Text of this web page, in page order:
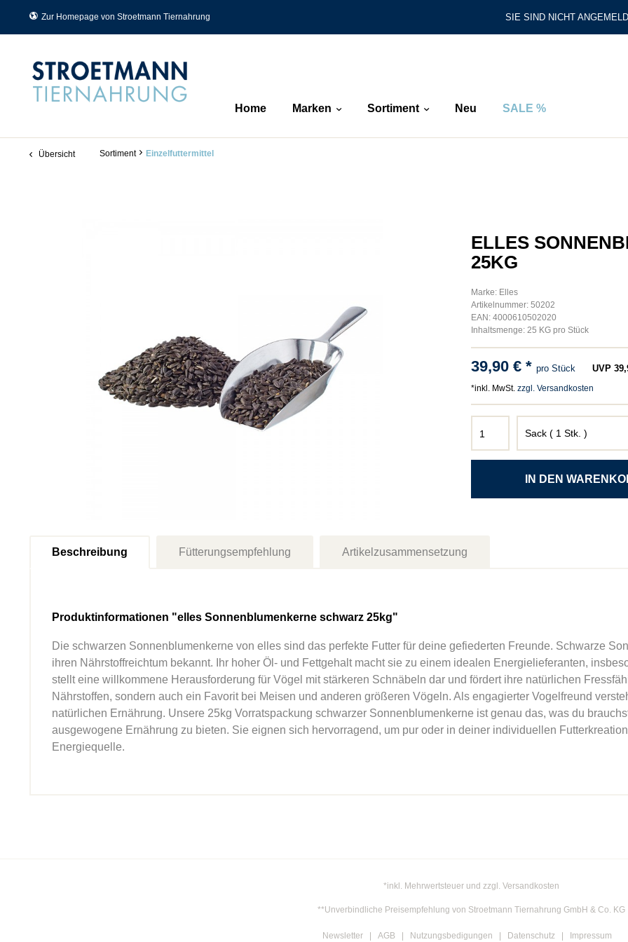
Zur Homepage von Stroetmann Tiernahrung SIE SIND NICHT
Home Marken Sortiment Neu SALE %
Übersicht Sortiment Einzelfuttermittel
ELLES
25KG
Marke: Elles
Artikelnummer: 50202
EAN: 4000610502020
Inhaltsmenge: 25 KG pro Stück
39,90 € * pro Stück UVP
*inkl. MwSt. zzgl. Versandkosten
Beschreibung Fütterungsempfehlung Artikelzusammensetzung
Produktinformationen "elles Sonnenblumenkerne schwarz 25kg"
Die schwarzen Sonnenblumenkerne von elles sind das perfekte Futter für deine gefiederten Freunde. Schwarze
ihren Nährstoffreichtum bekannt. Ihr hoher Öl- und Fettgehalt macht sie zu einem idealen Energielieferanten,
stellt eine willkommene Herausforderung für Vögel mit stärkeren Schnäbeln dar und fördert ihre natürlichen
Nährstoffen, sondern auch ein Favorit bei Meisen und anderen größeren Vögeln. Als engagierter Vogelfreund
natürlichen Ernährung. Unsere 25kg Vorratspackung schwarzer Sonnenblumenkerne ist genau das, was du
ausgewogene Ernährung zu bieten. Sie eignen sich hervorragend, um pur oder in deiner individuellen
Energiequelle.
*inkl. Mehrwertsteuer und zzgl. Versandkosten
**Unverbindliche Preisempfehlung von Stroetmann Tiernahrung GmbH & Co. KG
Newsletter AGB Nutzungsbedigungen Datenschutz Impressum